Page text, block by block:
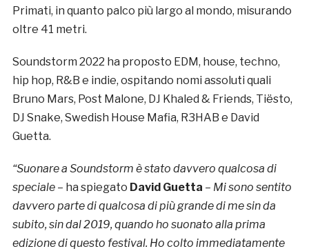
Primati, in quanto palco più largo al mondo, misurando
oltre 41 metri.
Soundstorm 2022 ha proposto EDM, house, techno,
hip hop, R&B e indie, ospitando nomi assoluti quali
Bruno Mars, Post Malone, DJ Khaled & Friends, Tiësto,
DJ Snake, Swedish House Mafia, R3HAB e David
Guetta.
“Suonare a Soundstorm è stato davvero qualcosa di
speciale – ha spiegato David Guetta – Mi sono sentito
davvero parte di qualcosa di più grande di me sin da
subito, sin dal 2019, quando ho suonato alla prima
edizione di questo festival. Ho colto immediatamente